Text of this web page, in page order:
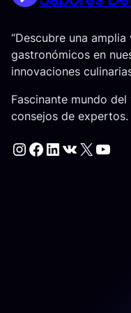
“Descubre una
gastronómicos en
innovaciones
Fascinante mundo
consejos de
Instagram Facebook LinkedIn VK X YouTube